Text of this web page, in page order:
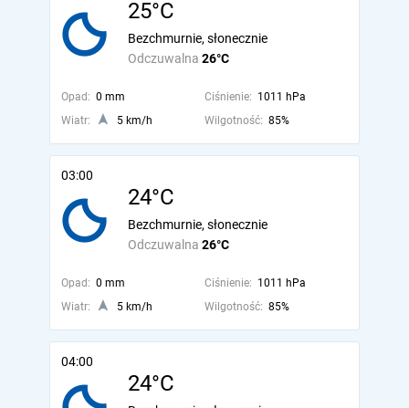
25°C
Odczuwalna 26°C
Bezchmurnie, słonecznie
Opad: 0 mm Ciśnienie: 1011 hPa
Wiatr:
5 km/h Wilgotność: 85%
03:00
24°C
Odczuwalna 26°C
Bezchmurnie, słonecznie
Opad: 0 mm Ciśnienie: 1011 hPa
Wiatr:
5 km/h Wilgotność: 85%
04:00
24°C